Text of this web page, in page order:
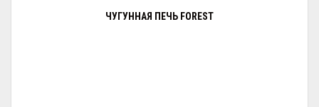
ЧУГУННАЯ ПЕЧЬ FOREST